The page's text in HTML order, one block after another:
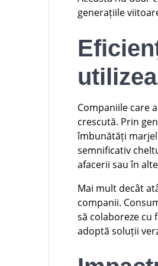
generațiile
Companiile care
crescută. Prin
îmbunătăți
semnificativ
afacerii sau în
Mai mult decât
companii.
să colaboreze cu
adoptă soluții